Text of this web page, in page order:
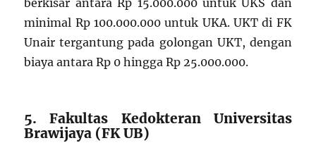
berkisar antara Rp 15.000.000 untuk UKS dan
minimal Rp 100.000.000 untuk UKA. UKT di FK
Unair tergantung pada golongan UKT, dengan
biaya antara Rp 0 hingga Rp 25.000.000.
5. Fakultas Kedokteran Universitas
Brawijaya (FK UB)